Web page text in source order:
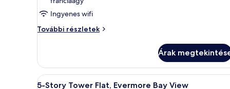
megtekintése:
2
Bedroom
Bay
View,
ADA
Ingyenes wifi
További részletek
2
Bay
View,
ADA
Árak
A
Egy hálószoba, melyben
4
5-Story Tower Flat, Evermore Bay View